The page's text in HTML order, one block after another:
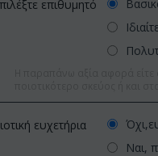
επιθυμητό
ευχετήρια
Ναι,